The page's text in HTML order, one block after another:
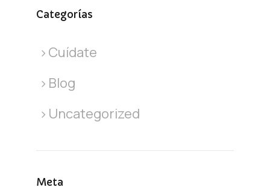
Categorías
Cuídate
Blog
Uncategorized
Meta